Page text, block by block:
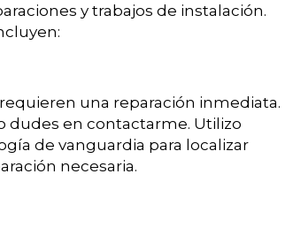
y trabajos de instalación.
una reparación inmediata.
dudes en contactarme. Utilizo
de vanguardia para localizar
necesaria.